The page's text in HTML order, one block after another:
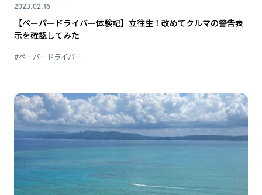
2023.02.16
【ペーパードライバー体験記】立往生！改めてクルマの警告表
示を確認してみた
#ペーパードライバー